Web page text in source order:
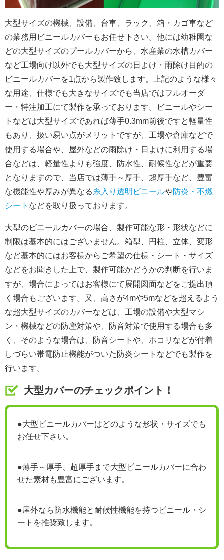
大型サイズの機械、設備、台車、ラック、箱・カゴ車など
の業務用ビニールカバーもお任せ下さい。他には幼稚園な
どの大型サイズのプールカバーから、水産業の水槽カバー
など工場向け以外でも大型サイズの日よけ・雨除け目的の
ビニールカバーを1点から製作致します。上記のような様々
な用途、仕様でも大きなサイズでも当店ではフルオーダ
ー・特注加工にて製作を承っております。ビニールやシー
トなどは大型サイズであれば薄手0.3mm前後ですと軽量性
もあり、扱い易い点がメリットですが、工場や倉庫などで
使用する場合や、屋外などの雨除け・日よけに利用する場
合などは、軽量性よりも強度、防水性、耐候性などが重要
となりますので、当店では薄手～厚手、超厚手など、豊富
な機能性や厚みが異なる 糸入り透明ビニールや防炎・不燃
シート などを取り扱っております。
大型のビニールカバーの場合、製作可能な形・形状などに
制限は基本的にはございません。箱型、円柱、立体、変形
など基本的にはお客様からご希望の仕様・シート・サイズ
などをお聞きした上で、製作可能かどうかの判断を行いま
すが、場合によってはお客様にて展開図面などをご提出頂
く場合もございます。又、高さが4mや5mなどを超えるよう
な超大型サイズのカバーなどは、工場の設備や大型マシ
ン・機械などの防塵対策や、防音対策で使用する場合も多
く、そのような場合は、防音シートや、ホコリなどが付着
しづらい帯電防止機能がついた防炎シートなどでも製作を
行います。
大型カバーのチェックポイント！
●大型ビニールカバーはどのような形状・サイズでも
お任せ下さい。
●薄手～厚手、超厚手まで大型ビニールカバーに合わ
せた素材も豊富にございます。
●屋外なら防水機能と耐候性機能を持つビニール・シ
ートを推奨致します。